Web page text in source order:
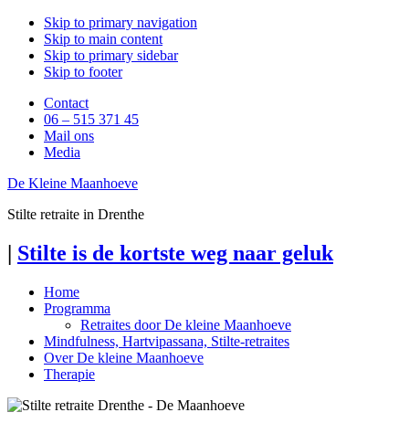
Skip to primary navigation
Skip to main content
Skip to primary sidebar
Skip to footer
Contact
06 – 515 371 45
Mail ons
Media
De Kleine Maanhoeve
Stilte retraite in Drenthe
| Stilte is de kortste weg naar geluk
Home
Programma
Retraites door De kleine Maanhoeve
Mindfulness, Hartvipassana, Stilte-retraites
Over De kleine Maanhoeve
Therapie